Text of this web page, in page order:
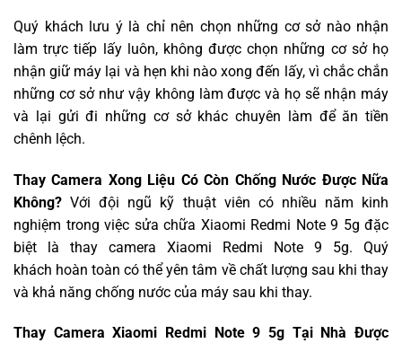
Quý khách lưu ý là chỉ nên chọn những cơ sở nào nhận
làm trực tiếp lấy luôn, không được chọn những cơ sở họ
nhận giữ máy lại và hẹn khi nào xong đến lấy, vì chắc chắn
những cơ sở như vậy không làm được và họ sẽ nhận máy
và lại gửi đi những cơ sở khác chuyên làm để ăn tiền
chênh lệch.
Thay Camera Xong Liệu Có Còn Chống Nước Được Nữa
Không? Với đội ngũ kỹ thuật viên có nhiều năm kinh
nghiệm trong việc sửa chữa Xiaomi Redmi Note 9 5g đặc
biệt là thay camera Xiaomi Redmi Note 9 5g. Quý
khách hoàn toàn có thể yên tâm về chất lượng sau khi thay
và khả năng chống nước của máy sau khi thay.
Thay Camera Xiaomi Redmi Note 9 5g Tại Nhà Được